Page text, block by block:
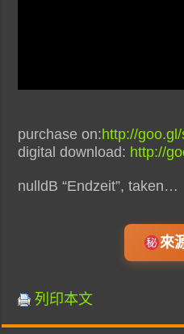
purchase on:http://
digital download: http://
nulldB “Endzeit”, taken…
來
列印本文